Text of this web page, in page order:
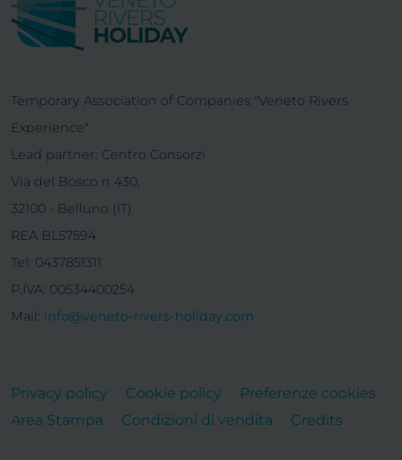
Temporary Association of Companies "Veneto Rivers
Experience"
Lead partner: Centro Consorzi
Via del Bosco n 430,
32100 - Belluno (IT)
REA BL57594
Tel: 0437851311
P.IVA: 00534400254
Mail: info@veneto-rivers-holiday.com
Privacy policy Cookie policy
Preferenze cookies
Area Stampa
Condizioni di vendita Credits